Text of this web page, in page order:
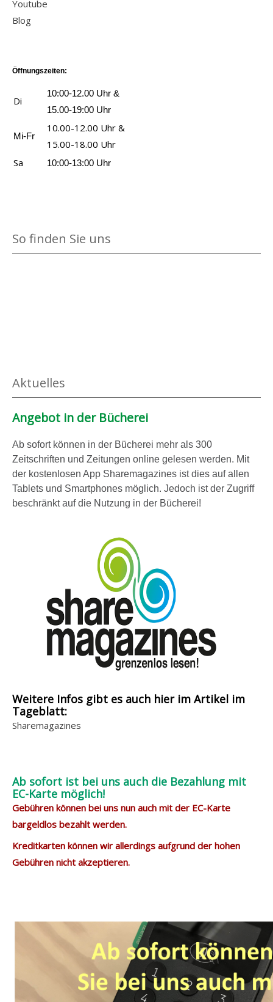
Youtube
Blog
Öffnungszeiten:
Di
10:00-12.00 Uhr &
15.00-19:00 Uhr
Mi-Fr
10.00-12.00 Uhr &
15.00-18.00 Uhr
Sa
10:00-13:00 Uhr
So finden Sie uns
Aktuelles
Angebot in der Bücherei
Ab sofort können in der Bücherei mehr als 300
Zeitschriften und Zeitungen online gelesen werden. Mit
der kostenlosen App Sharemagazines ist dies auf allen
Tablets und Smartphones möglich. Jedoch ist der Zugriff
beschränkt auf die Nutzung in der Bücherei!
Weitere Infos gibt es auch hier im Artikel im
Tageblatt:
Sharemagazines
Ab sofort ist bei uns auch die Bezahlung mit
EC-Karte möglich!
Gebühren können bei uns nun auch mit der EC-Karte
bargeldlos bezahlt werden.
Kreditkarten können wir allerdings aufgrund der hohen
Gebühren nicht akzeptieren.